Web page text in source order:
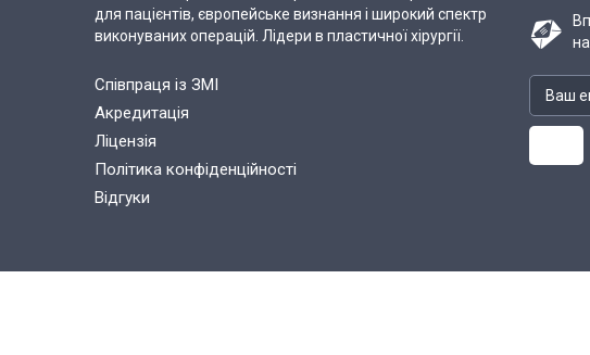
для пацієнтів, європейське визнання і широкий спектр
виконуваних операцій. Лідери в пластичної хірургії.
Співпраця із ЗМІ
Акредитація
Ліцензія
Політика конфіденційності
Відгуки